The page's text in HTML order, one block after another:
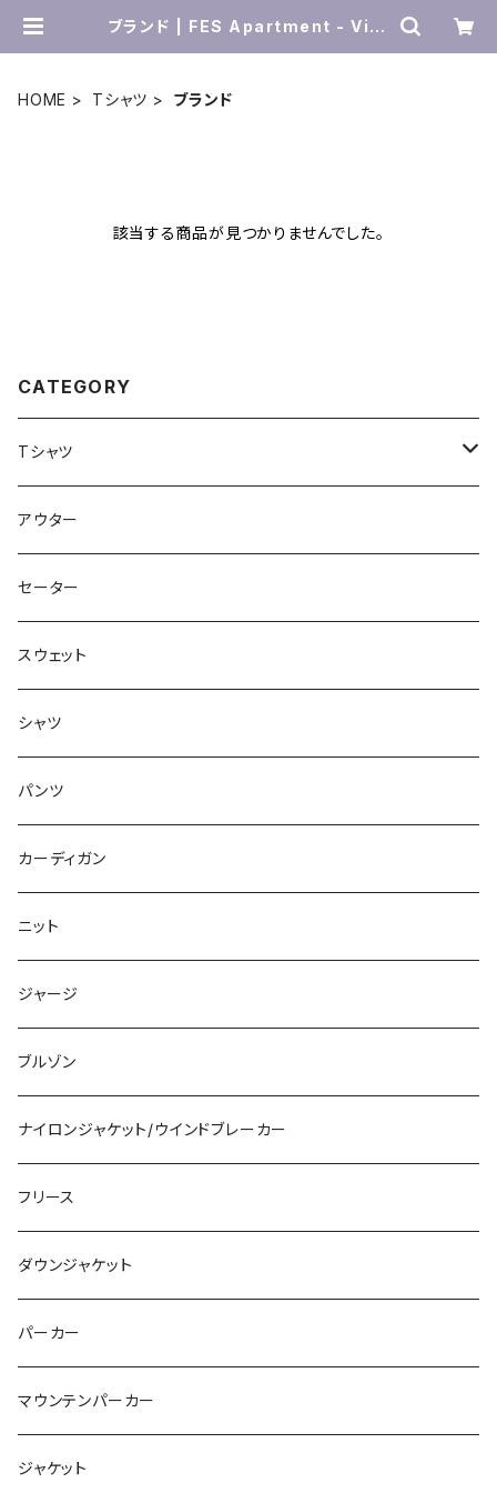
ブランド | FES Apartment - Vint
HOME Tシャツ ブランド
該当する商品が見つかりませんでした。
CATEGORY
Tシャツ
ミュージック
アニメ・キャラクター
ドラゴンボール
僕のヒーローアカデミア
AKIRA
セーラームーン
犬夜叉
エヴァンゲリオン
ディズニー
MARVEL
STAR WARS
ムービー/ドラマ
アニマル
スポーツ
アドバタイジング
DCコミック
バイク・モーターサイクル
ブランド
グラフィック
ロングスリーブ
アウター
セーター
スウェット
シャツ
パンツ
カーディガン
ニット
ジャージ
ブルゾン
ナイロンジャケット/ウインドブレーカー
フリース
ダウンジャケット
パーカー
マウンテンパーカー
ジャケット